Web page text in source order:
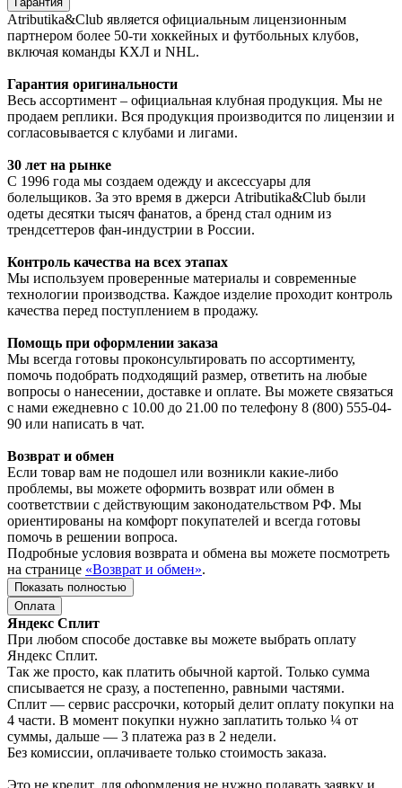
Atributika&Club является официальным лицензионным
партнером более 50-ти хоккейных и футбольных клубов,
включая команды КХЛ и NHL.
Гарантия оригинальности
Весь ассортимент – официальная клубная продукция. Мы не
продаем реплики. Вся продукция производится по лицензии и
согласовывается с клубами и лигами.
30 лет на рынке
С 1996 года мы создаем одежду и аксессуары для
болельщиков. За это время в джерси Atributika&Club были
одеты десятки тысяч фанатов, а бренд стал одним из
трендсеттеров фан-индустрии в России.
Контроль качества на всех этапах
Мы используем проверенные материалы и современные
технологии производства. Каждое изделие проходит контроль
качества перед поступлением в продажу.
Помощь при оформлении заказа
Мы всегда готовы проконсультировать по ассортименту,
помочь подобрать подходящий размер, ответить на любые
вопросы о нанесении, доставке и оплате. Вы можете связаться
с нами ежедневно с 10.00 до 21.00 по телефону 8 (800) 555-04-
90 или написать в чат.
Возврат и обмен
Если товар вам не подошел или возникли какие-либо
проблемы, вы можете оформить возврат или обмен в
соответствии с действующим законодательством РФ. Мы
ориентированы на комфорт покупателей и всегда готовы
помочь в решении вопроса.
Подробные условия возврата и обмена вы можете посмотреть
на странице «Возврат и обмен».
Показать полностью
Оплата
Яндекс Сплит
При любом способе доставке вы можете выбрать оплату
Яндекс Сплит.
Так же просто, как платить обычной картой. Только сумма
списывается не сразу, а постепенно, равными частями.
Сплит — сервис рассрочки, который делит оплату покупки на
4 части. В момент покупки нужно заплатить только ¼ от
суммы, дальше — 3 платежа раз в 2 недели.
Без комиссии, оплачиваете только стоимость заказа.
Это не кредит, для оформления не нужно подавать заявку и